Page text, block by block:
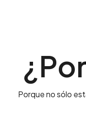
Porque no sólo